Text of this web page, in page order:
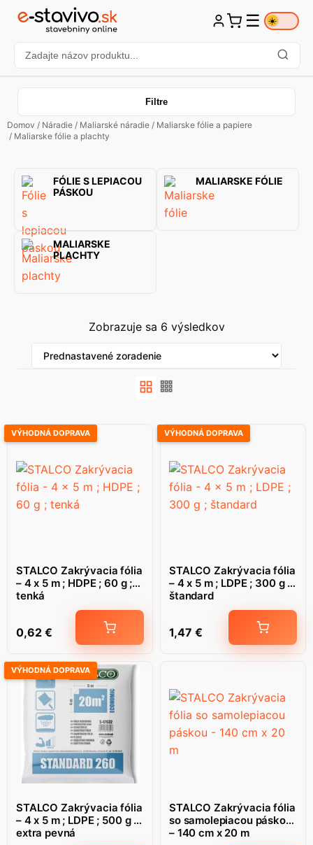
☰ ☀️
Filtre
Domov / Náradie / Maliarské náradie / Maliarske fólie a papiere
/ Maliarske fólie a plachty
FÓLIE S LEPIACOU
PÁSKOU
MALIARSKE FÓLIE
MALIARSKE
PLACHTY
Zobrazuje sa 6 výsledkov
VÝHODNÁ DOPRAVA
STALCO Zakrývacia fólia
– 4 x 5 m ; HDPE ; 60 g ;
tenká
0,62 €
VÝHODNÁ DOPRAVA
STALCO Zakrývacia fólia
– 4 x 5 m ; LDPE ; 300 g ;
štandard
1,47 €
VÝHODNÁ DOPRAVA
STALCO Zakrývacia fólia
– 4 x 5 m ; LDPE ; 500 g ;
extra pevná
STALCO Zakrývacia fólia
so samolepiacou páskou
– 140 cm x 20 m